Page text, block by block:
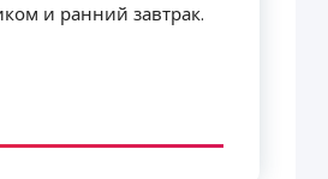
и ранний завтрак.